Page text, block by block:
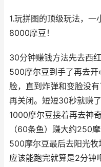
1.玩拼图的顶级玩法，
8000摩豆！
30分钟赚钱方法先去西
500摩尔豆到手了再去
脸，直到炸弹和变脸没
再关闭。短短30秒就赚
1000摩尔豆接着再去神
（60条鱼）赚大约250
500摩尔豆最后去阳光
应该能跑完就算是2分钟